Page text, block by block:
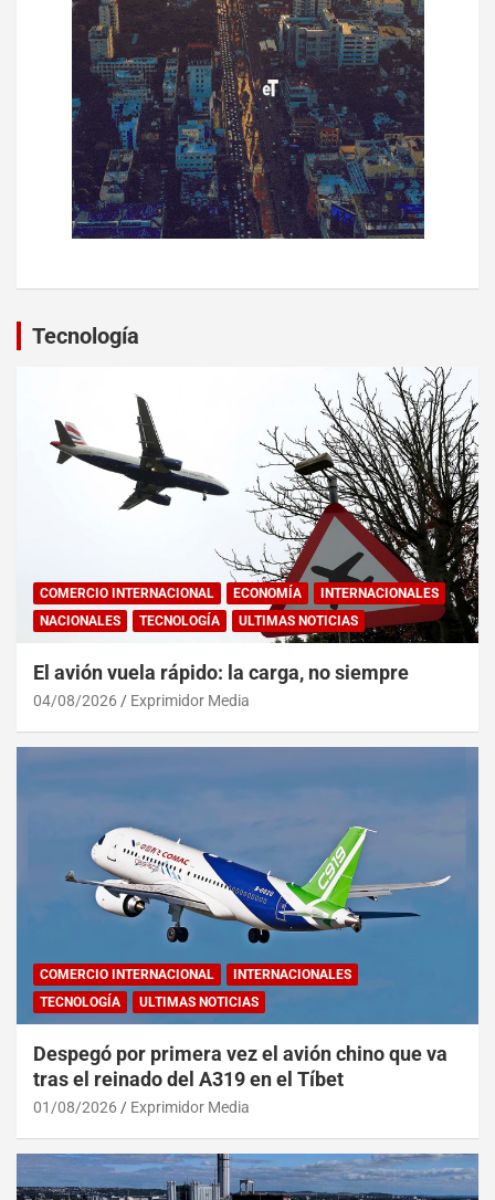
Tecnología
COMERCIO INTERNACIONAL ECONOMÍA
INTERNACIONALES
NACIONALES
TECNOLOGÍA ULTIMAS NOTICIAS
El avión vuela rápido: la carga, no siempre
04/08/2026 Exprimidor Media
COMERCIO INTERNACIONAL
INTERNACIONALES
TECNOLOGÍA
ULTIMAS NOTICIAS
Despegó por primera vez el avión chino que va
tras el reinado del A319 en el Tíbet
01/08/2026 Exprimidor Media